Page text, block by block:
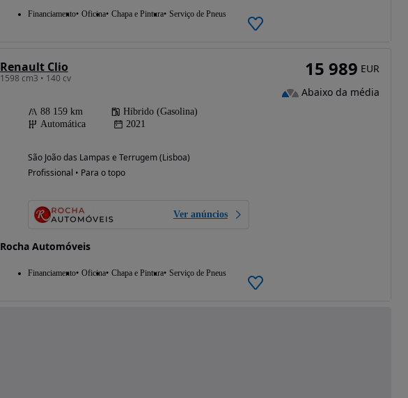
Financiamento Oficina Chapa e Pintura Serviço de Pneus
Renault Clio
1598 cm3 • 140 cv
88 159 km
Híbrido (Gasolina)
Automática
2021
São João das Lampas e Terrugem (Lisboa)
Profissional • Para o topo
Ver anúncios
Rocha Automóveis
Financiamento Oficina Chapa e Pintura Serviço de Pneus
15 989 EUR
Abaixo da média